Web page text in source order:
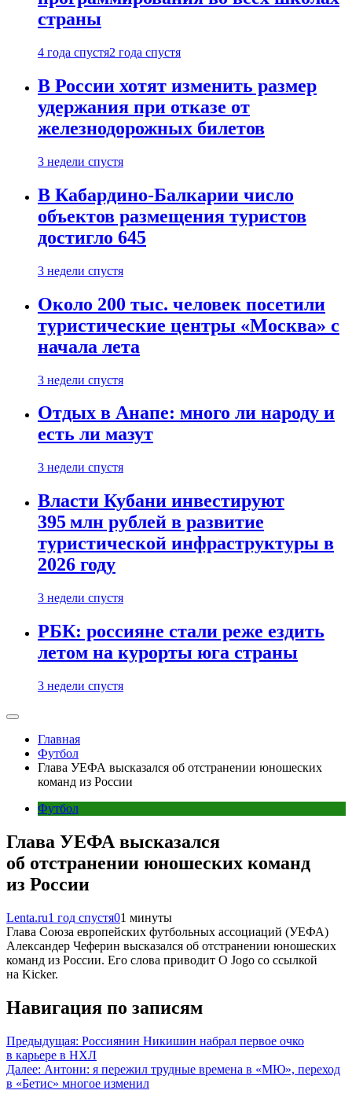
страны
4 года спустя2 года спустя
В России хотят изменить размер
удержания при отказе от
железнодорожных билетов
3 недели спустя
В Кабардино-Балкарии число
объектов размещения туристов
достигло 645
3 недели спустя
Около 200 тыс. человек посетили
туристические центры «Москва» с
начала лета
3 недели спустя
Отдых в Анапе: много ли народу и
есть ли мазут
3 недели спустя
Власти Кубани инвестируют
395 млн рублей в развитие
туристической инфраструктуры в
2026 году
3 недели спустя
РБК: россияне стали реже ездить
летом на курорты юга страны
3 недели спустя
Главная
Футбол
Глава УЕФА высказался об отстранении юношеских
команд из России
Футбол
Глава УЕФА высказался
об отстранении юношеских команд
из России
Lenta.ru1 год спустя01 минуты
Глава Союза европейских футбольных ассоциаций (УЕФА)
Александер Чеферин высказался об отстранении юношеских
команд из России. Его слова приводит O Jogo со ссылкой
на Kicker.
Навигация по записям
Предыдущая: Россиянин Никишин набрал первое очко
в карьере в НХЛ
Далее: Антони: я пережил трудные времена в «МЮ», переход
в «Бетис» многое изменил